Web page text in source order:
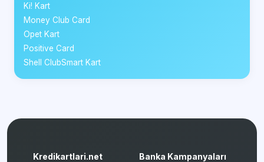
Ki! Kart
Money Club Card
Opet Kart
Positive Card
Shell ClubSmart Kart
Kredikartlari.net Banka Kampanyaları